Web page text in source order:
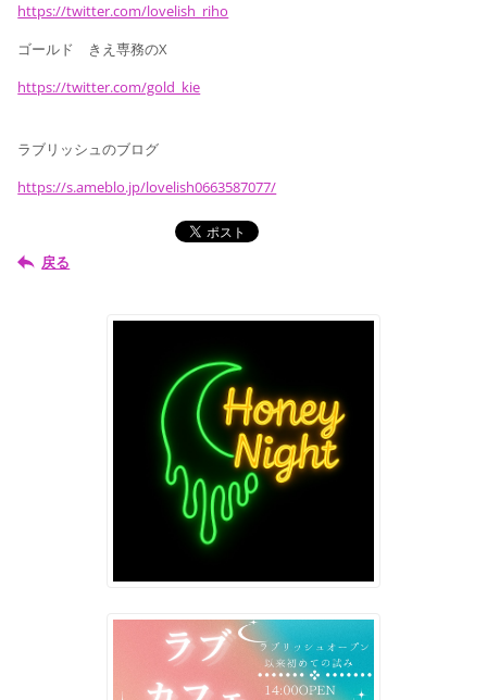
https://twitter.com/lovelish_riho
ゴールド きえ専務のX
https://twitter.com/gold_kie
ラブリッシュのブログ
https://s.ameblo.jp/lovelish0663587077/
戻る